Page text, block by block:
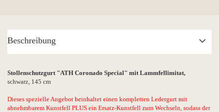
Beschreibung
Stollenschutzgurt "ATH Coronado Special" mit Lammfellimitat,
schwarz, 145 cm
Dieses spezielle Angebot beinhaltet einen kompletten Ledergurt mit
abnehmbarem Kunstfell PLUS ein Ersatz-Kunstfell zum Wechseln, sodass der